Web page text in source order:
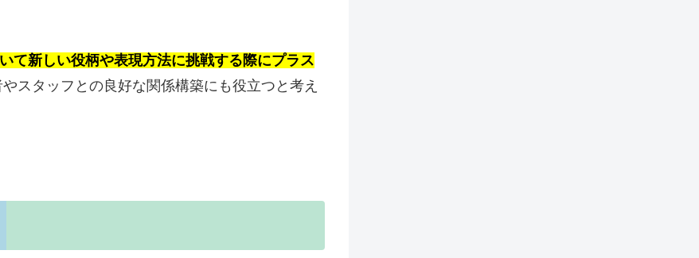
て新しい役柄や表現方法に挑戦する際にプラス
スタッフとの良好な関係構築にも役立つと考え